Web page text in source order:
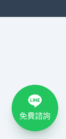
免費諮詢